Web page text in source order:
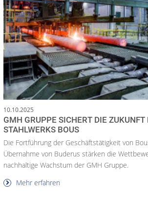
10.10.2025
GMH GRUPPE SICHERT DIE ZUKUNFT
STAHLWERKS BOUS
Die Fortführung der Geschäftstätigkeit von
Übernahme von Buderus stärken die
nachhaltige Wachstum der GMH Gruppe.
Mehr erfahren